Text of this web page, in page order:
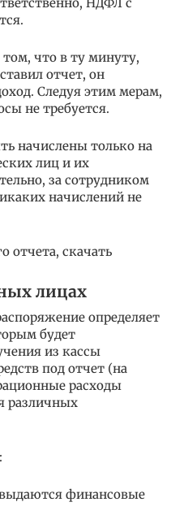
что в ту минуту,
отчет, он
Следуя этим мерам,
не требуется.
начислены только на
лиц и их
за сотрудником
начислений не
отчета, скачать
лицах
определяет
будет
из кассы
под отчет (на
расходы
различных
финансовые